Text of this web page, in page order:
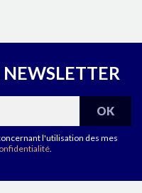
l'utilisation des mes
.